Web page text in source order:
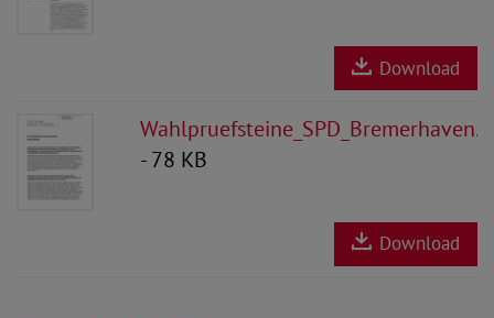
Download
- 78 KB
Download